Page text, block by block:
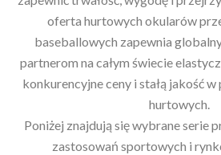
oferta hurtowych okularów
baseballowych zapewnia
partnerom na całym świecie
konkurencyjne ceny i stałą jakość
hurtowych.
Poniżej znajdują się wybrane serie
zastosowań sportowych i